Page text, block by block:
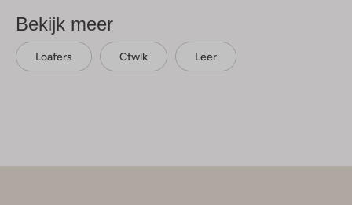
Bekijk meer
Loafers Ctwlk Leer